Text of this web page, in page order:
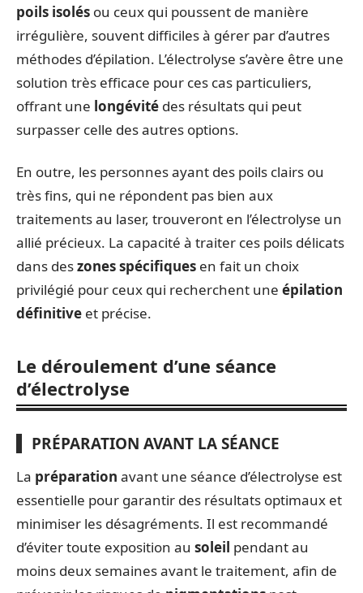
poils isolés ou ceux qui poussent de manière
irrégulière, souvent difficiles à gérer par d’autres
méthodes d’épilation. L’électrolyse s’avère être une
solution très efficace pour ces cas particuliers,
offrant une longévité des résultats qui peut
surpasser celle des autres options.
En outre, les personnes ayant des poils clairs ou
très fins, qui ne répondent pas bien aux
traitements au laser, trouveront en l’électrolyse un
allié précieux. La capacité à traiter ces poils délicats
dans deszones spécifiques en fait un choix
privilégié pour ceux qui recherchent une épilation
définitive et précise.
Le déroulement d’une séance
d’électrolyse
PRÉPARATION AVANT LA SÉANCE
La préparation avant une séance d’électrolyse est
essentielle pour garantir des résultats optimaux et
minimiser les désagréments. Il est recommandé
d’éviter toute exposition au soleil pendant au
moins deux semaines avant le traitement, afin de